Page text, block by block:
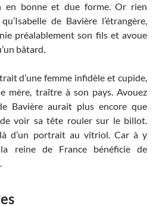
en bonne et due forme. Or rien
de Bavière l’étrangère,
préalablement son fils et avoue
bâtard.
d’une femme infidèle et cupide,
mère, traître à son pays. Avouez
Bavière aurait plus encore que
voir sa tête rouler sur le billot.
d’un portrait au vitriol. Car à y
reine de France bénéficie de